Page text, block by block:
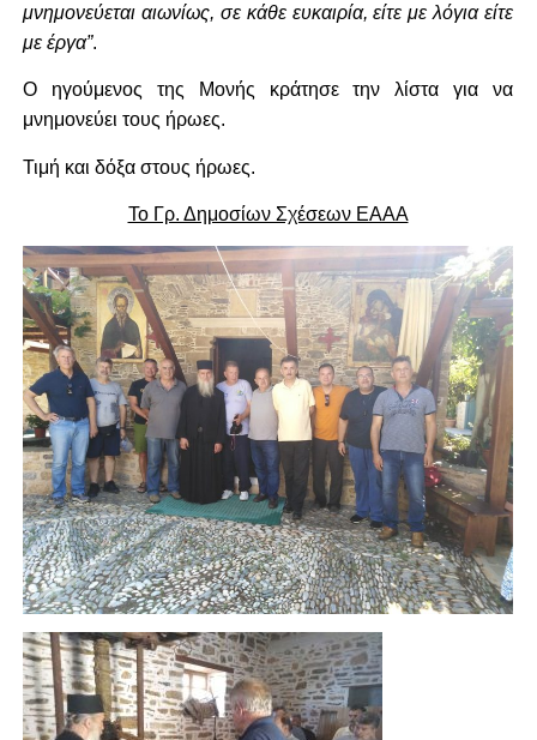
μνημονεύεται αιωνίως, σε κάθε ευκαιρία, είτε με λόγια είτε
με έργα”.
Ο ηγούμενος της Μονής κράτησε την λίστα για να
μνημονεύει τους ήρωες.
Τιμή και δόξα στους ήρωες.
Το Γρ. Δημοσίων Σχέσεων ΕΑΑΑ